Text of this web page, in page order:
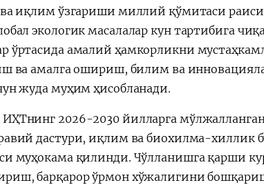
иқлим ўзгариши миллий қўмитаси раиси
экологик масалалар кун тартибига
ўртасида амалий ҳамкорликни
ва амалга ошириш, билим ва
жуда муҳим ҳисобланади.
2026-2030 йилларга
дастури, иқлим ва биохилма-хиллик
муҳокама қилинди. Чўлланишга қарши
барқарор ўрмон хўжалигини